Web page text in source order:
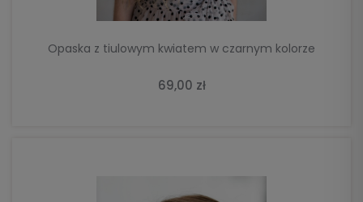
Opaska z tiulowym kwiatem w czarnym kolorze
69,00 zł